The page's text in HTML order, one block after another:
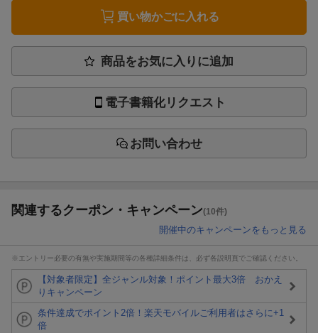
買い物かごに入れる
商品をお気に入りに追加
電子書籍化リクエスト
お問い合わせ
関連するクーポン・キャンペーン(10件)
開催中のキャンペーンをもっと見る
※エントリー必要の有無や実施期間等の各種詳細条件は、必ず各説明頁でご確認ください。
【対象者限定】全ジャンル対象！ポイント最大3倍 おかえ
りキャンペーン
条件達成でポイント2倍！楽天モバイルご利用者はさらに+1
倍